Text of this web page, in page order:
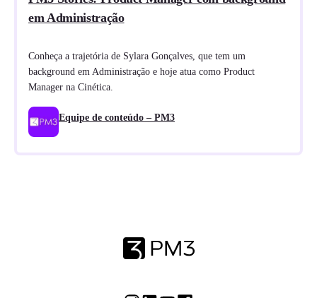
em Administração
Conheça a trajetória de Sylara Gonçalves, que tem um
background em Administração e hoje atua como Product
Manager na Cinética.
Equipe de conteúdo – PM3